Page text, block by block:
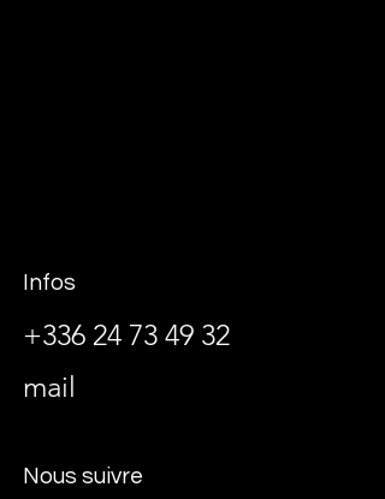
Infos
+336 24 73 49 32
mail
Nous suivre